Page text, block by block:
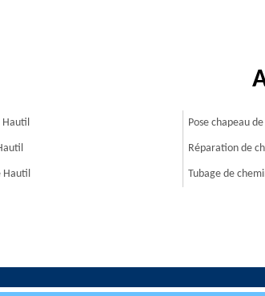
Hautil
Hautil
Pose chapeau
Réparation de
Tubage de